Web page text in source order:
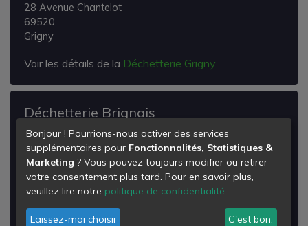
28 Avenue Chantelot
69520
Grigny
Voir les détails de la Déchetterie Grigny
Déchetterie Brignais
les Ronzieres
Chemin du Puit
69530
Brignais
Voir les détails de la
Bonjour ! Pourrions-nous activer des services
supplémentaires pour Fonctionnalités, Statistiques &
Marketing ? Vous pouvez toujours modifier ou retirer
votre consentement plus tard. Pour en savoir plus,
veuillez lire notre politique de confidentialité.
Laissez-moi choisir C'est bon.